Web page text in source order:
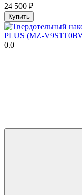
24 500 ₽
Купить
0.0